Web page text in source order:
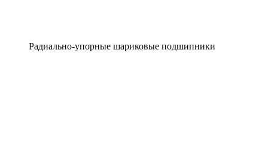
Радиально-упорные шариковые подшипники